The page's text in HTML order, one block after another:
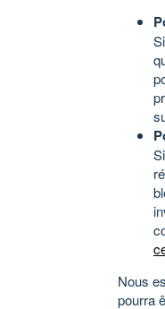
Nous
pourra